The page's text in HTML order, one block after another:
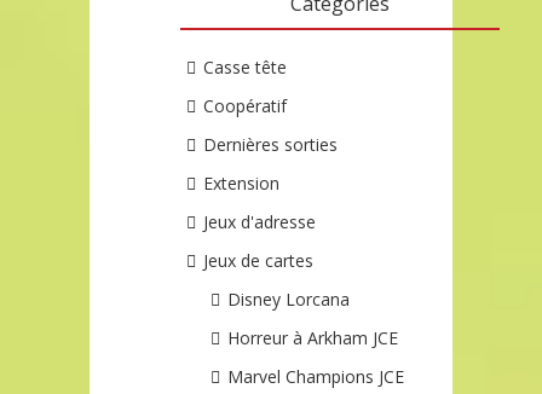
Casse tête
Coopératif
Dernières sorties
Extension
Jeux d'adresse
Jeux de cartes
Disney Lorcana
Horreur à Arkham JCE
Marvel Champions JCE